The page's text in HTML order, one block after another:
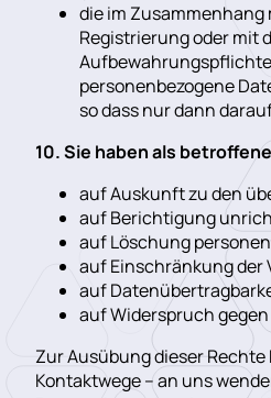
die im
Registrierung oder mit
personenbezogene
so dass nur dann
10. Sie haben als
auf Auskunft zu den
auf Berichtigung
auf Löschung
auf Einschränkung der
auf
auf Widerspruch
Zur Ausübung dieser
Kontaktwege – an uns